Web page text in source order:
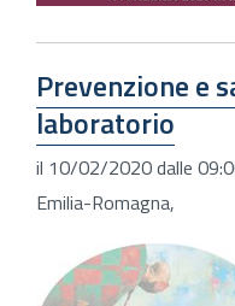
Prevenzione e
laboratorio
il 10/02/2020dalle
Emilia-Romagna,